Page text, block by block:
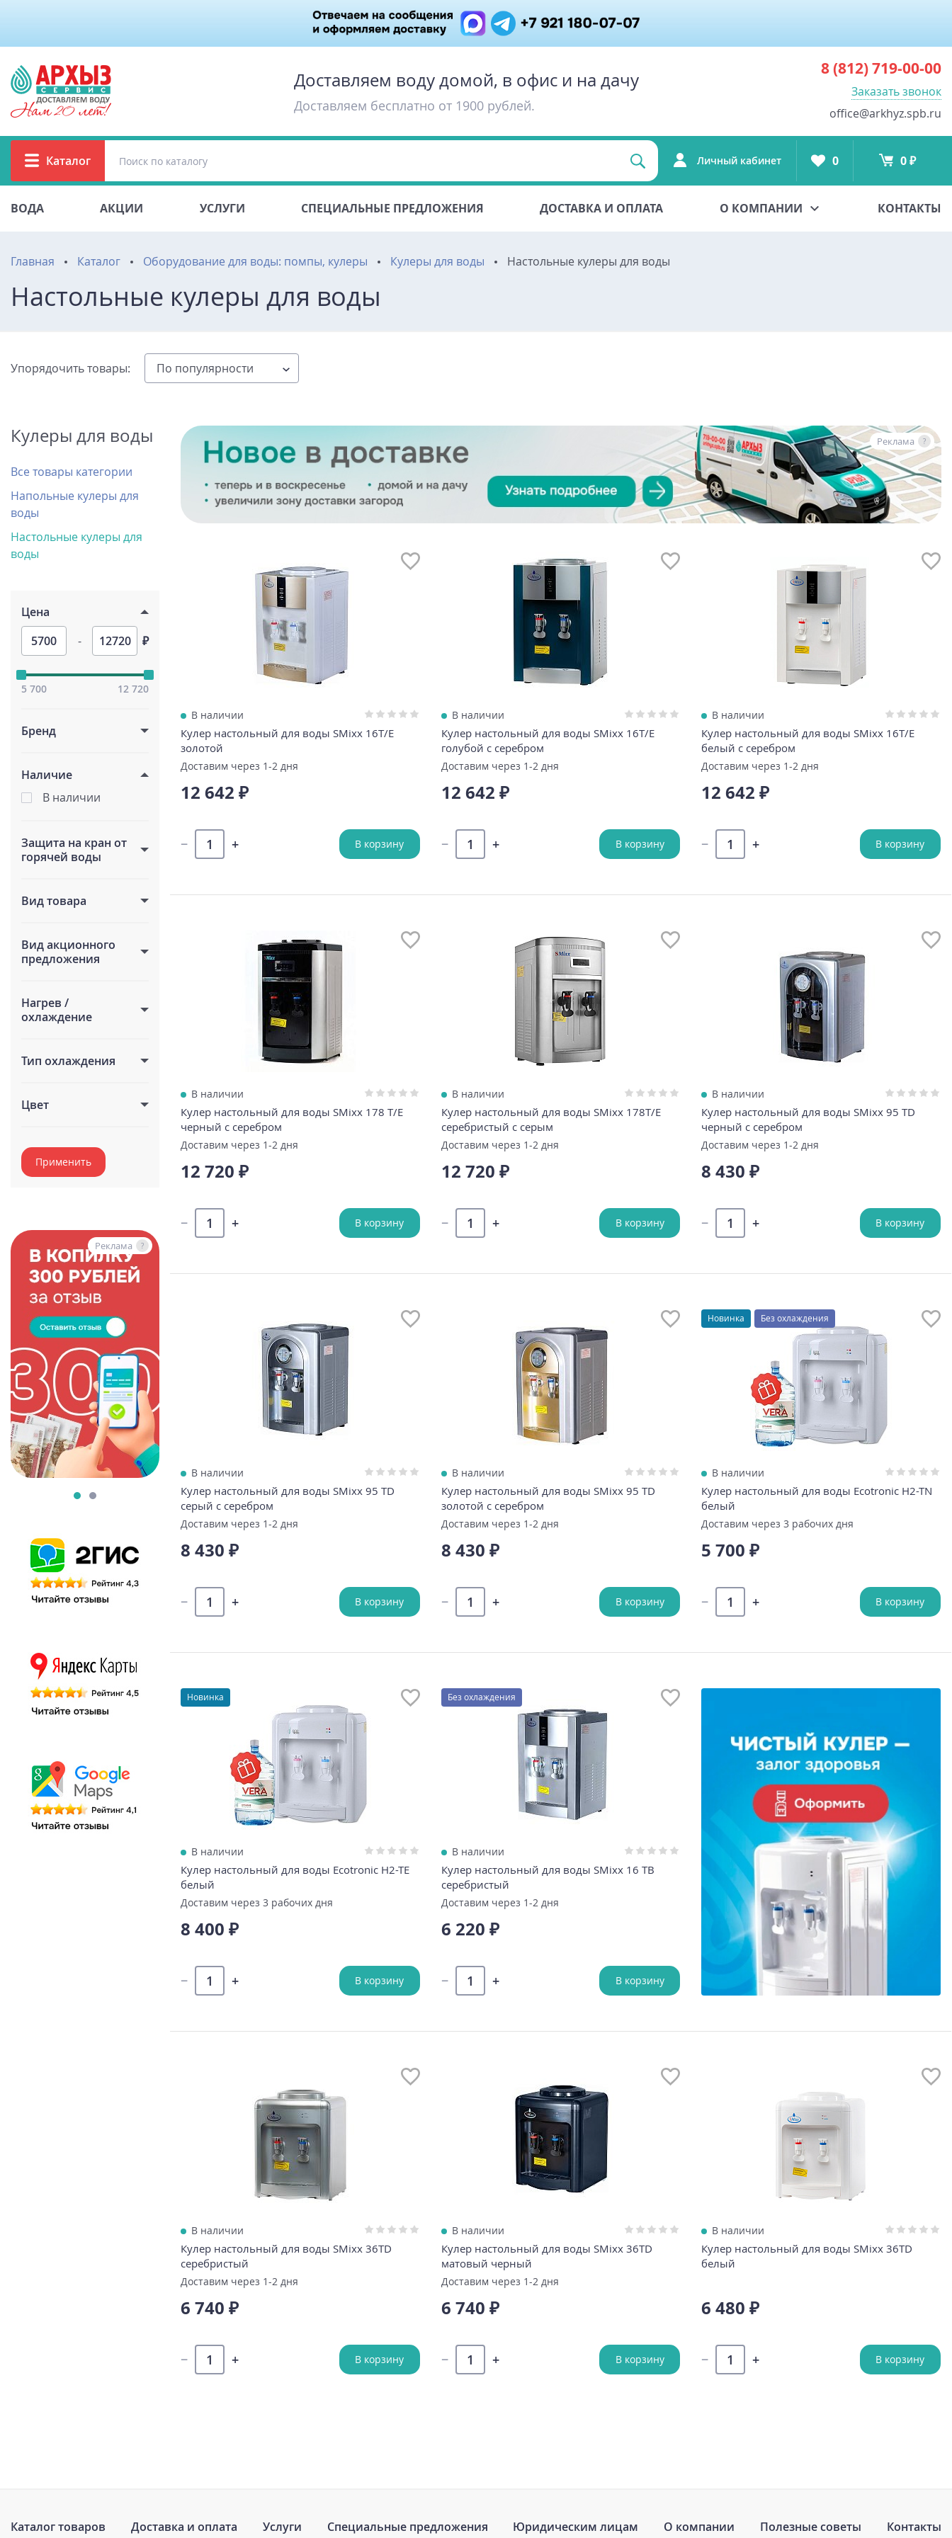
Доставляем воду домой, в офис и на дачу
Доставляем бесплатно от 1900 рублей.
8 (812)719-00-00
Заказать звонок
office@arkhyz.spb.ru
Каталог Личный кабинет 0 0 ₽
ВОДА АКЦИИ УСЛУГИ СПЕЦИАЛЬНЫЕ ПРЕДЛОЖЕНИЯ ДОСТАВКА И ОПЛАТА О КОМПАНИИ КОНТАКТЫ
Главная Каталог Оборудование для воды: помпы, кулеры Кулеры для воды Настольные кулеры для воды
Настольные кулеры для воды
Упорядочить товары:
Реклама ?
В наличии
Кулер настольный для воды SMixx 16T/E
золотой
Доставим через 1-2 дня
12 642 ₽
В корзину
В наличии
Кулер настольный для воды SMixx 16T/E
голубой с серебром
Доставим через 1-2 дня
12 642 ₽
В корзину
В наличии
Кулер настольный для воды SMixx 16T/E
белый с серебром
Доставим через 1-2 дня
12 642 ₽
В корзину
В наличии
Кулер настольный для воды SMixx 178 T/E
черный с серебром
Доставим через 1-2 дня
12 720 ₽
В корзину
В наличии
Кулер настольный для воды SMixx 178T/E
серебристый с серым
Доставим через 1-2 дня
12 720 ₽
В корзину
В наличии
Кулер настольный для воды SMixx 95 TD
черный с серебром
Доставим через 1-2 дня
8 430 ₽
В корзину
В наличии
Кулер настольный для воды SMixx 95 TD
серый с серебром
Доставим через 1-2 дня
8 430 ₽
В корзину
В наличии
Кулер настольный для воды SMixx 95 TD
золотой с серебром
Доставим через 1-2 дня
8 430 ₽
В корзину
Новинка Без охлаждения
В наличии
Кулер настольный для воды Ecotronic H2-TN
белый
Доставим через 3 рабочих дня
5 700 ₽
В корзину
Новинка
В наличии
Кулер настольный для воды Ecotronic H2-TE
белый
Доставим через 3 рабочих дня
8 400 ₽
В корзину
Без охлаждения
В наличии
Кулер настольный для воды SMixx 16 TB
серебристый
Доставим через 1-2 дня
6 220 ₽
В корзину
В наличии
Кулер настольный для воды SMixx 36TD
серебристый
Доставим через 1-2 дня
6 740 ₽
В корзину
В наличии
Кулер настольный для воды SMixx 36TD
матовый черный
Доставим через 1-2 дня
6 740 ₽
В корзину
В наличии
Кулер настольный для воды SMixx 36TD
белый
6 480 ₽
В корзину
Кулеры для воды
Все товары категории
Напольные кулеры для
воды
Настольные кулеры для
воды
Цена
-
₽
5 700 12 720
Бренд
Наличие
В наличии
Защита на кран от
горячей воды
Вид товара
Вид акционного
предложения
Нагрев /
охлаждение
Тип охлаждения
Цвет
Применить
Реклама ?
Каталог товаров Доставка и оплата Услуги Специальные предложения Юридическим лицам О компании Полезные советы Контакты